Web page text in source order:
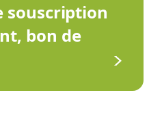
souscription
bon de